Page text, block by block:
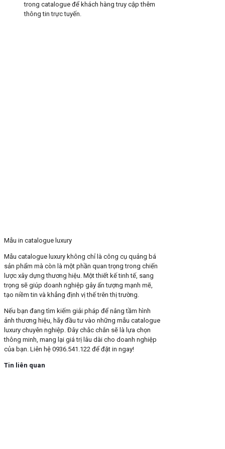
trong catalogue để khách hàng truy cập thêm
thông tin trực tuyến.
Mẫu in catalogue luxury
Mẫu catalogue luxury không chỉ là công cụ quảng bá
sản phẩm mà còn là một phần quan trọng trong chiến
lược xây dựng thương hiệu. Một thiết kế tinh tế, sang
trọng sẽ giúp doanh nghiệp gây ấn tượng mạnh mẽ,
tạo niềm tin và khẳng định vị thế trên thị trường.
Nếu bạn đang tìm kiếm giải pháp để nâng tầm hình
ảnh thương hiệu, hãy đầu tư vào những mẫu catalogue
luxury chuyên nghiệp. Đây chắc chắn sẽ là lựa chọn
thông minh, mang lại giá trị lâu dài cho doanh nghiệp
của bạn. Liên hệ 0936.541.122 để đặt in ngay!
Tin liên quan